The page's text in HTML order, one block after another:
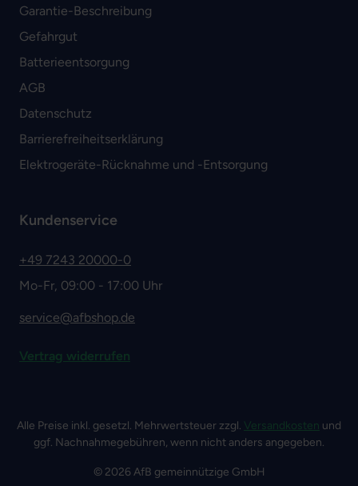
Garantie-Beschreibung
Gefahrgut
Batterieentsorgung
AGB
Datenschutz
Barrierefreiheitserklärung
Elektrogeräte-Rücknahme und -Entsorgung
Kundenservice
+49 7243 20000-0
Mo-Fr, 09:00 - 17:00 Uhr
service@afbshop.de
Vertrag widerrufen
Alle Preise inkl. gesetzl. Mehrwertsteuer zzgl. Versandkosten und
ggf. Nachnahmegebühren, wenn nicht anders angegeben.
© 2026 AfB gemeinnützige GmbH